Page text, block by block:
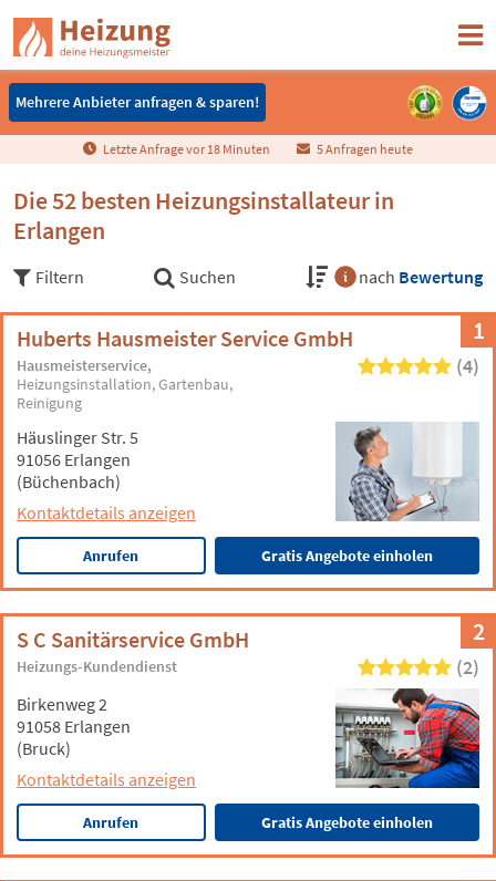
Mehrere Anbieter anfragen & sparen!
Mehrere Anbieter anfragen & sparen!
Letzte Anfrage vor 18 Minuten 5 Anfragen heute
Die 52 besten Heizungsinstallateur in
Erlangen
Filtern Suchen nach Bewertung
1
Huberts Hausmeister Service GmbH
Hausmeisterservice
Heizungsinstallation Gartenbau
Reinigung
(4)
Häuslinger Str. 5
91056 Erlangen
(Büchenbach)
Kontaktdetails anzeigen
Anrufen Gratis Angebote einholen
2
S C Sanitärservice GmbH
Heizungs-Kundendienst (2)
Birkenweg 2
91058 Erlangen
(Bruck)
Kontaktdetails anzeigen
Anrufen Gratis Angebote einholen